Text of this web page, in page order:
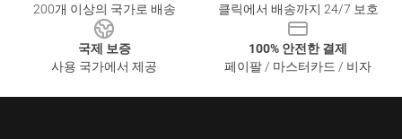
200개 이상의 국가로 배송
클릭에서 배송까지 24/7 보호
국제 보증
사용 국가에서 제공
100% 안전한 결제
페이팔 / 마스터카드 / 비자